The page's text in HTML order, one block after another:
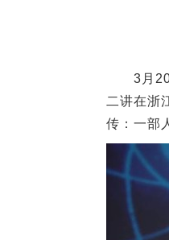
3 月
二讲在浙
传：一部